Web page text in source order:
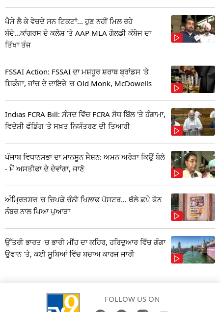
ਪੈਸੇ ਲੈ ਕੇ ਵੇਚਦੇ ਸਨ ਟਿਕਟਾਂ... ਹੁਣ ਨਹੀਂ ਮਿਲ ਰਹੇ
ਬੰਦੇ...ਕਾਂਗਰਸ ਦੇ ਕਲੇਸ਼ 'ਤੇ AAP MLA ਗੋਲਡੀ ਕੰਬੋਜ ਦਾ
ਤਿੱਖਾ ਤੰਜ
FSSAI Action: FSSAI ਦਾ ਮਸ਼ਹੂਰ ਸ਼ਰਾਬ ਬ੍ਰਾਂਡਸ 'ਤੇ
ਸ਼ਿਕੰਜਾ, ਜਾਂਚ ਦੇ ਦਾਇਰੇ 'ਚ Old Monk, McDowells
Indias FCRA Bill: ਸੰਸਦ ਵਿੱਚ FCRA ਸੋਧ ਬਿੱਲ 'ਤੇ ਹੰਗਾਮਾ,
ਵਿਦੇਸ਼ੀ ਫੰਡਿੰਗ 'ਤੇ ਸਖ਼ਤ ਨਿਯੰਤਰਣ ਦੀ ਤਿਆਰੀ
ਪੰਜਾਬ ਵਿਧਾਨਸਭਾ ਦਾ ਮਾਨਸੂਨ ਸੈਸ਼ਨ: ਅਮਨ ਅਰੋੜਾ ਕਿਉਂ ਬੋਲੇ
- ਮੈਂ ਅਸਤੀਫਾ ਦੇ ਦੇਵਾਂਗਾ, ਜਾਣੋ
ਅੰਮ੍ਰਿਤਸਰ 'ਚ ਚਿਪਕੇ ਚੰਨੀ ਖਿਲਾਫ ਪੋਸਟਰ... ਥੱਲੇ ਛਪੇ ਫੋਨ
ਨੰਬਰ ਨਾਲ ਪਿਆ ਪੁਆੜਾ
ਉੱਤਰੀ ਭਾਰਤ 'ਚ ਭਾਰੀ ਮੀਂਹ ਦਾ ਕਹਿਰ, ਹਰਿਦੁਆਰ ਵਿੱਚ ਗੰਗਾ
ਉਫਾਨ 'ਤੇ, ਕਈ ਸੂਬਿਆਂ ਵਿੱਚ ਬਚਾਅ ਕਾਰਜ ਜਾਰੀ
FOLLOW US ON